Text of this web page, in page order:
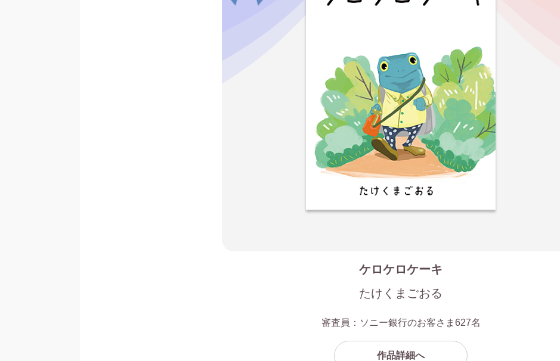
ケロケロケーキ
たけくまごおる
審査員：ソニー銀行のお客さま627名
作品詳細へ